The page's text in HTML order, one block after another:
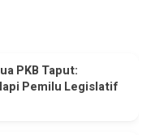
PKB Taput:
Pemilu Legislatif